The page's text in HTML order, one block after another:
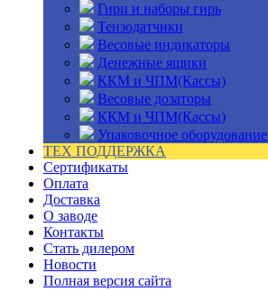
Гири и наборы гирь
Тензодатчики
Весовые индикаторы
Денежные ящики
ККМ и ЧПМ(Кассы)
Весовые дозаторы
ККМ и ЧПМ(Кассы)
Упаковочное оборудование
ТЕХ ПОДДЕРЖКА
Сертификаты
Оплата
Доставка
О заводе
Контакты
Стать дилером
Новости
Полная версия сайта